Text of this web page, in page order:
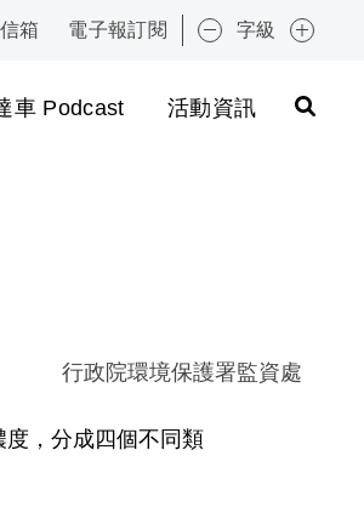
箱 電子報訂閱 字級
車 Podcast 活動資訊
:::
行政院環境保護署監資處
，分成四個不同類